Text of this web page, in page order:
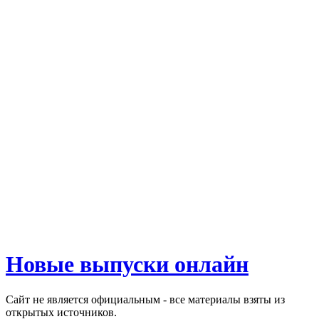
Новые выпуски онлайн
Сайт не является официальным - все материалы взяты из
открытых источников.